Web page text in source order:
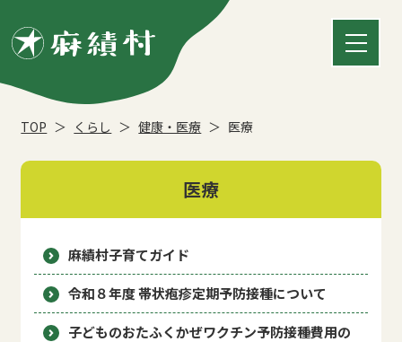
TOP くらし 健康・医療 医療
医療
麻績村子育てガイド
令和８年度 帯状疱疹定期予防接種について
子どものおたふくかぜワクチン予防接種費用の